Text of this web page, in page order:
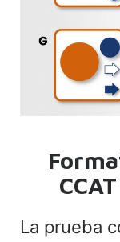
La prueba